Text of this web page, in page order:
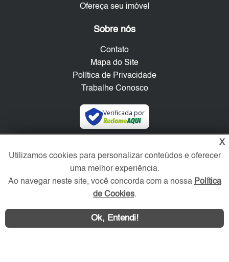
Ofereça seu imóvel
Sobre nós
Contato
Mapa do Site
Política de Privacidade
Trabalhe Conosco
Verificada por
X
Utilizamos cookies para personalizar conteúdos e oferecer
uma melhor experiência.
Ao navegar neste site, você concorda com a nossa Política
de Cookies.
Ok, Entendi!